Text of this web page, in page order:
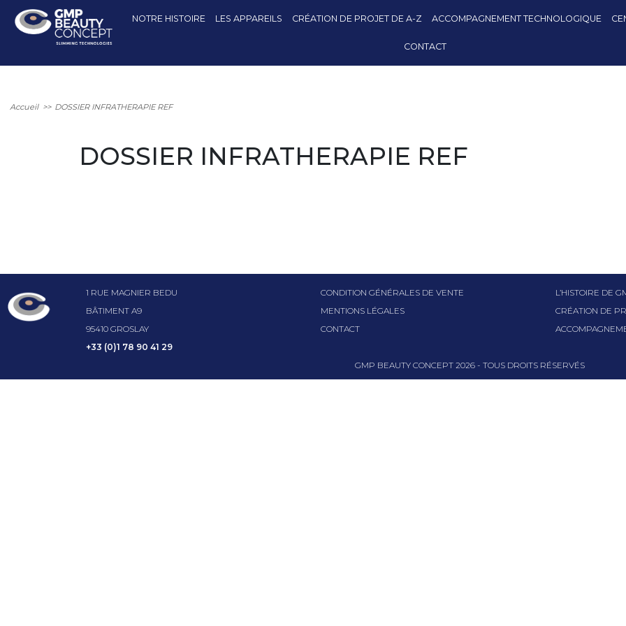
NOTRE HISTOIRE LES APPAREILS CRÉATION DE PROJET DE A-Z ACCOMPAGNEMENT TECHNOLOGIQUE
CONTACT
DOSSIER INFRATHERAPIE REF
Accueil >> DOSSIER INFRATHERAPIE REF
1 RUE MAGNIER BEDU
BÂTIMENT A9
95410 GROSLAY
+33 (0)1 78 90 41 29
CONDITION GÉNÉRALES DE VENTE
MENTIONS LÉGALES
CONTACT
L’HISTOIRE DE
CRÉATION DE
GMP BEAUTY CONCEPT 2026- TOUS DROITS RÉSERVÉS